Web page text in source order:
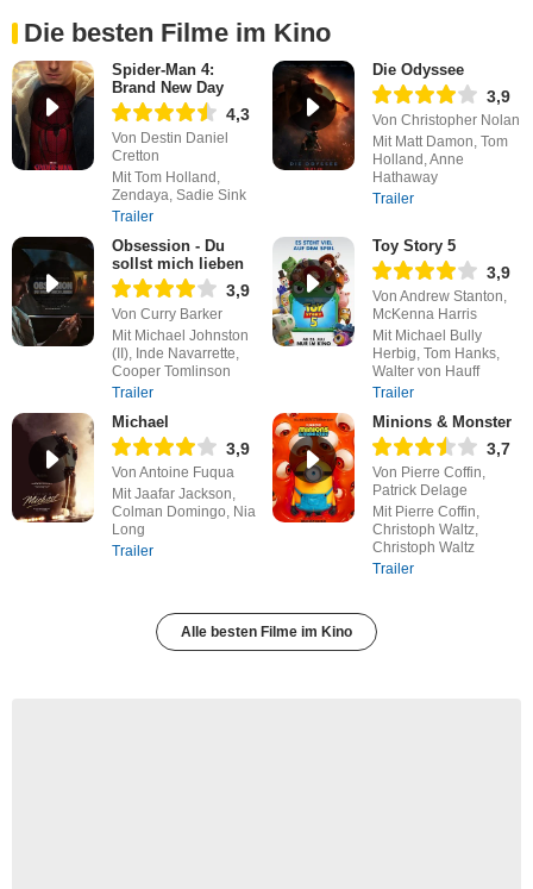
Die besten Filme im Kino
Spider-Man 4:
Brand New Day
4,3
Von Destin Daniel
Cretton
Mit Tom Holland,
Zendaya, Sadie Sink
Trailer
Die Odyssee
3,9
Von Christopher Nolan
Mit Matt Damon, Tom
Holland, Anne
Hathaway
Trailer
Obsession - Du
sollst mich lieben
3,9
Von Curry Barker
Mit Michael Johnston
(II), Inde Navarrette,
Cooper Tomlinson
Trailer
Toy Story 5
3,9
Von Andrew Stanton,
McKenna Harris
Mit Michael Bully
Herbig, Tom Hanks,
Walter von Hauff
Trailer
Michael
3,9
Von Antoine Fuqua
Mit Jaafar Jackson,
Colman Domingo, Nia
Long
Trailer
Minions & Monster
3,7
Von Pierre Coffin,
Patrick Delage
Mit Pierre Coffin,
Christoph Waltz,
Christoph Waltz
Trailer
Alle besten Filme im Kino